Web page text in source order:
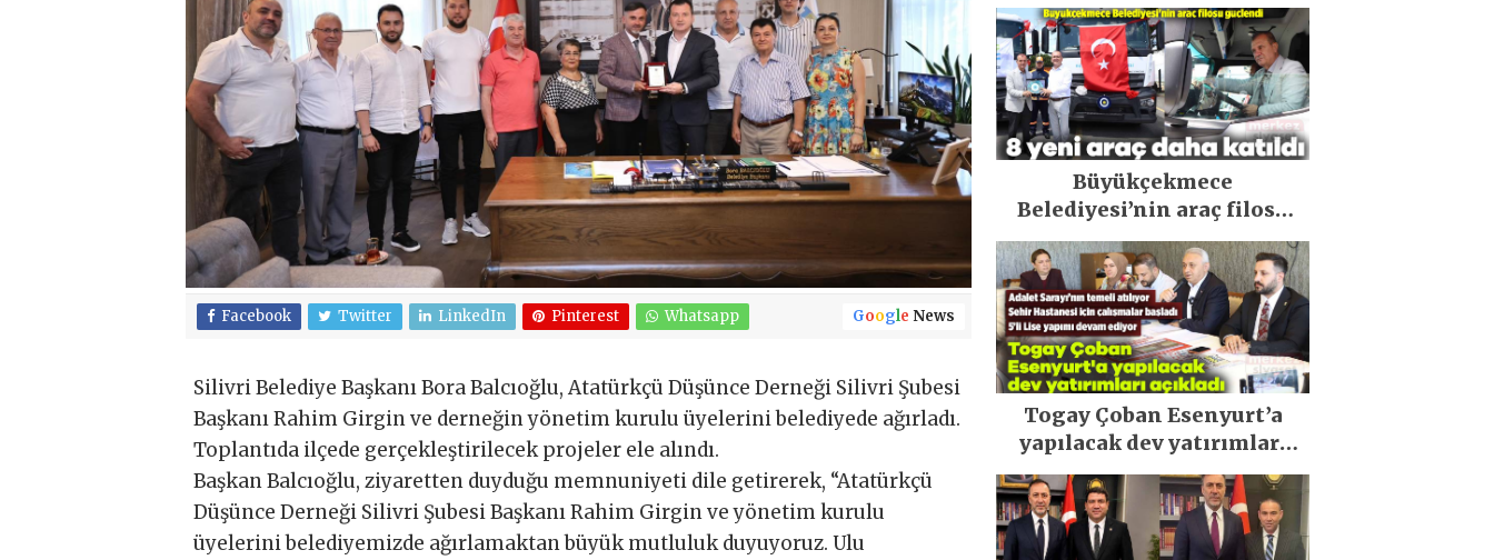
Facebook Twitter LinkedIn Pinterest Whatsapp Google News
Silivri Belediye Başkanı Bora Balcıoğlu, Atatürkçü Düşünce Derneği Silivri Şubesi
Başkanı Rahim Girgin ve derneğin yönetim kurulu üyelerini belediyede ağırladı.
Toplantıda ilçede gerçekleştirilecek projeler ele alındı.
Başkan Balcıoğlu, ziyaretten duyduğu memnuniyeti dile getirerek, “Atatürkçü
Düşünce Derneği Silivri Şubesi Başkanı Rahim Girgin ve yönetim kurulu
üyelerini belediyemizde ağırlamaktan büyük mutluluk duyuyoruz. Ulu
Büyükçekmece
Belediyesi’nin araç filosu
güçlendi
Togay Çoban Esenyurt’a
yapılacak dev yatırımları
açıkladı